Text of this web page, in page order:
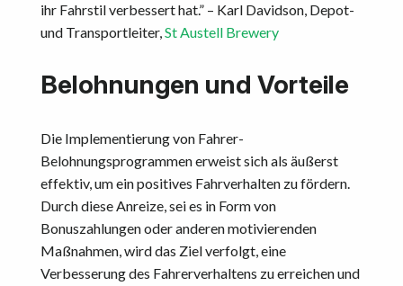
ihr Fahrstil verbessert hat.” – Karl Davidson, Depot-
und Transportleiter,St Austell Brewery
Belohnungen und Vorteile
Die Implementierung von Fahrer-
Belohnungsprogrammen erweist sich als äußerst
effektiv, um ein positives Fahrverhalten zu fördern.
Durch diese Anreize, sei es in Form von
Bonuszahlungen oder anderen motivierenden
Maßnahmen, wird das Ziel verfolgt, eine
Verbesserung des Fahrerverhaltens zu erreichen und